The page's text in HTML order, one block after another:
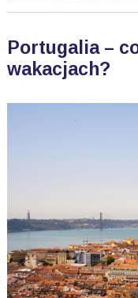
Portugalia –
wakacjach?